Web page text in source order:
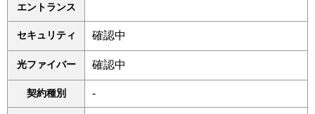
エントランス
セキュリティ 確認中
光ファイバー 確認中
契約種別 -